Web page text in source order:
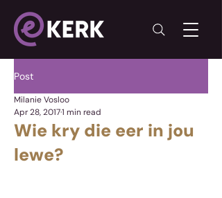
Post
Wie kry die eer in jou
lewe?
Milanie Vosloo
Apr 28, 20171 min read